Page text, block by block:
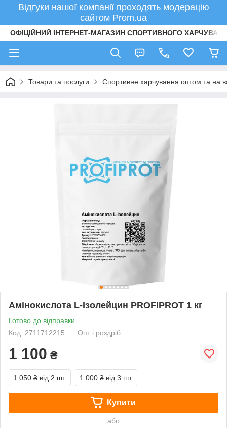
Відгуки нашої компанії проходять модерацію
сайтом Prom.ua
ОФІЦІЙНИЙ ІНТЕРНЕТ-МАГАЗИН СПОРТИВНОГО
Товари та послуги Спортивне харчування оптом та на
Амінокислота L-Ізолейцин PROFIPROT 1 кг
Готово до відправки
Код: 2711712215
Опт і роздріб
1 100 ₴
1 050 ₴ від 2 шт. 1 000 ₴ від 3 шт.
Купити
або